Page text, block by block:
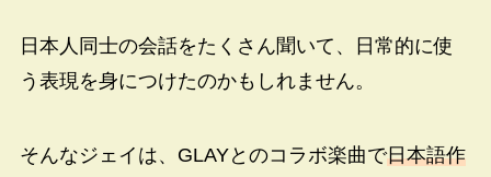
日本人同士の会話をたくさん聞いて、日常的に使
う表現を身につけたのかもしれません。
そんなジェイは、GLAYとのコラボ楽曲で日本語作